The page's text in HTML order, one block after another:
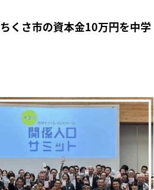
くさ市の資本金10万円を中学